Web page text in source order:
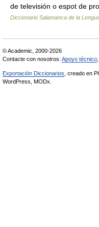
de televisión o espot de
Diccionario Salamanca de la
© Academic, 2000-2026
Contacte con nosotros: Apoyo técnico
Exportación Diccionarios , creado en
WordPress, MODx.